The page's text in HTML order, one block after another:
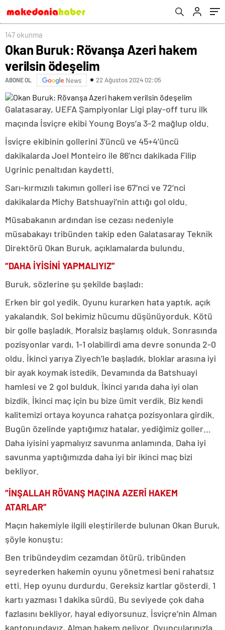
147 okunma
Okan Buruk: Rövanşa Azeri hakem
verilsin ödeşelim
ABONE OL News 22 Ağustos 2024 02:05
Galatasaray, UEFA Şampiyonlar Ligi play-off turu ilk
maçında İsviçre ekibi Young Boys’a 3-2 mağlup oldu.
İsviçre ekibinin gollerini 3’üncü ve 45+4’üncü
dakikalarda Joel Monteiro ile 86’ncı dakikada Filip
Ugrinic penaltıdan kaydetti.
Sarı-kırmızılı takımın golleri ise 67’nci ve 72’nci
dakikalarda Michy Batshuayi’nin attığı gol oldu.
Müsabakanın ardından ise cezası nedeniyle
müsabakayı tribünden takip eden Galatasaray Teknik
Direktörü Okan Buruk, açıklamalarda bulundu.
“DAHA İYİSİNİ YAPMALIYIZ”
Buruk, sözlerine şu şekilde başladı:
Erken bir gol yedik. Oyunu kurarken hata yaptık, açık
yakalandık. Sol bekimiz hücumu düşünüyorduk. Kötü
bir golle başladık. Moralsiz başlamış olduk. Sonrasında
pozisyonlar vardı, 1-1 olabilirdi ama devre sonunda 2-0
oldu. İkinci yarıya Ziyech’le başladık, bloklar arasına iyi
bir ayak koymak istedik. Devamında da Batshuayi
hamlesi ve 2 gol bulduk. İkinci yarıda daha iyi olan
bizdik. İkinci maç için bu bize ümit verdik. Biz kendi
kalitemizi ortaya koyunca rahatça pozisyonlara girdik.
Bugün özelinde yaptığımız hatalar, yediğimiz goller…
Daha iyisini yapmalıyız savunma anlamında. Daha iyi
savunma yaptığımızda daha iyi bir ikinci maç bizi
bekliyor.
“İNŞALLAH RÖVANŞ MAÇINA AZERİ HAKEM
ATARLAR”
Maçın hakemiyle ilgili eleştirilerde bulunan Okan Buruk,
şöyle konuştu:
Ben tribündeydim cezamdan ötürü, tribünden
seyrederken hakemin oyunu yönetmesi beni rahatsız
etti. Hep oyunu durdurdu. Gereksiz kartlar gösterdi. 1
kartı yazması 1 dakika sürdü. Bu seviyede çok daha
fazlasını bekliyor, hayal ediyorsunuz. İsviçre’nin Alman
kantonundayız, Alman hakem geliyor. Oyuncularınızla